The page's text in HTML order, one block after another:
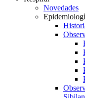
Novedades